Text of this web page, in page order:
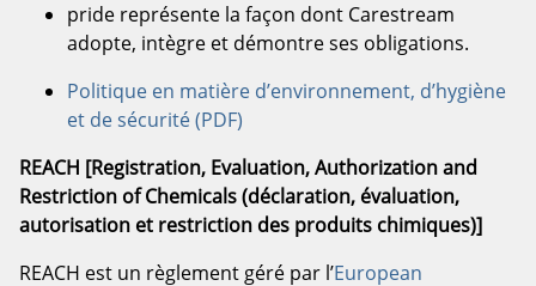
pride représente la façon dont Carestream
adopte, intègre et démontre ses obligations.
Politique en matière d’environnement, d’hygiène
et de sécurité (PDF)
REACH [Registration, Evaluation, Authorization and
Restriction of Chemicals (déclaration, évaluation,
autorisation et restriction des produits chimiques)]
REACH est un règlement géré par l’European